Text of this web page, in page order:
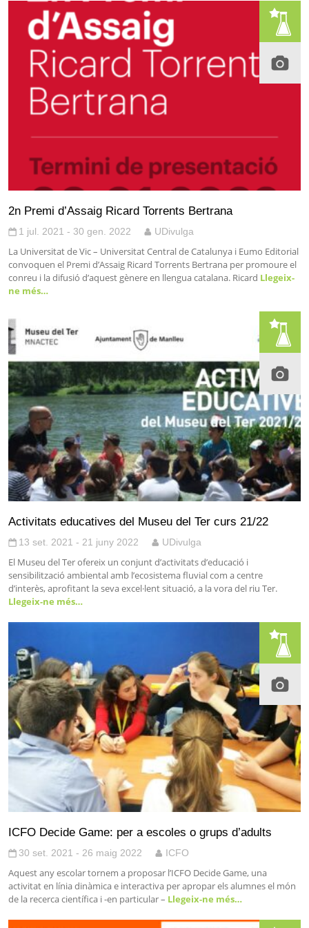
2n Premi d’Assaig Ricard Torrents Bertrana
1 jul. 2021 - 30 gen. 2022 UDivulga
La Universitat de Vic – Universitat Central de Catalunya i Eumo Editorial
convoquen el Premi d’Assaig Ricard Torrents Bertrana per promoure el
conreu i la difusió d’aquest gènere en llengua catalana. Ricard Llegeix-
ne més…
Activitats educatives del Museu del Ter curs 21/22
13 set. 2021 - 21 juny 2022 UDivulga
El Museu del Ter ofereix un conjunt d’activitats d’educació i
sensibilització ambiental amb l’ecosistema fluvial com a centre
d’interès, aprofitant la seva excel·lent situació, a la vora del riu Ter.
Llegeix-ne més…
ICFO Decide Game: per a escoles o grups d’adults
30 set. 2021 - 26 maig 2022 ICFO
Aquest any escolar tornem a proposar l’ICFO Decide Game, una
activitat en línia dinàmica e interactiva per apropar els alumnes el món
de la recerca científica i -en particular – Llegeix-ne més…